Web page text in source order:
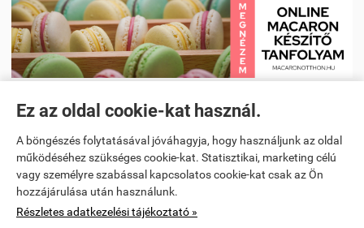
Ez az oldal cookie-kat használ.
A böngészés folytatásával jóváhagyja, hogy használjunk az oldal
működéséhez szükséges cookie-kat. Statisztikai, marketing célú
vagy személyre szabással kapcsolatos cookie-kat csak az Ön
hozzájárulása után használunk.
Részletes adatkezelési tájékoztató »
Receptkönyv e-book és Étrendtervező app|Kezdőlap
Videó receptek megtekintése|Macaron tanfolyam|
Spanyoltanulás magyarul - Online spanyol oktató alkalmazás
Konyhai kiegészítők és kellékek